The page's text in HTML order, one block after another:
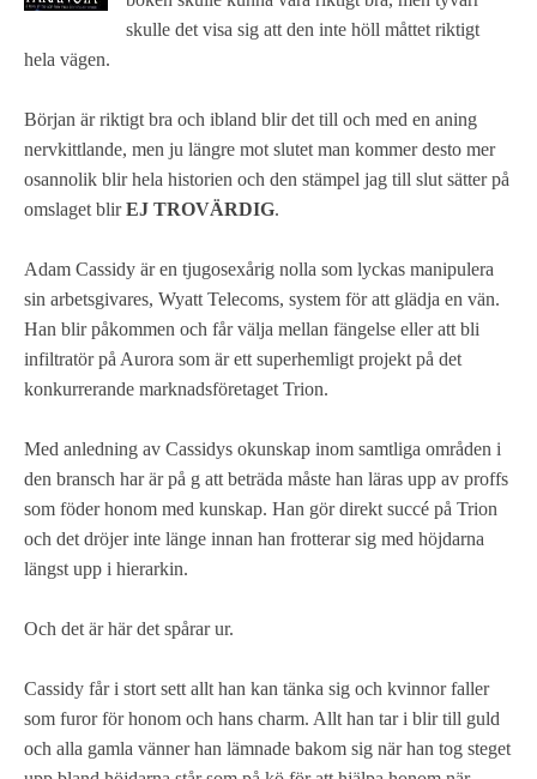
skulle det visa sig att den inte höll måttet riktigt
hela vägen.
Början är riktigt bra och ibland blir det till och med en aning
nervkittlande, men ju längre mot slutet man kommer desto mer
osannolik blir hela historien och den stämpel jag till slut sätter på
omslaget blirEJ TROVÄRDIG.
Adam Cassidy är en tjugosexårig nolla som lyckas manipulera
sin arbetsgivares, Wyatt Telecoms, system för att glädja en vän.
Han blir påkommen och får välja mellan fängelse eller att bli
infiltratör på Aurora som är ett superhemligt projekt på det
konkurrerande marknadsföretaget Trion.
Med anledning av Cassidys okunskap inom samtliga områden i
den bransch har är på g att beträda måste han läras upp av proffs
som föder honom med kunskap. Han gör direkt succé på Trion
och det dröjer inte länge innan han frotterar sig med höjdarna
längst upp i hierarkin.
Och det är här det spårar ur.
Cassidy får i stort sett allt han kan tänka sig och kvinnor faller
som furor för honom och hans charm. Allt han tar i blir till guld
och alla gamla vänner han lämnade bakom sig när han tog steget